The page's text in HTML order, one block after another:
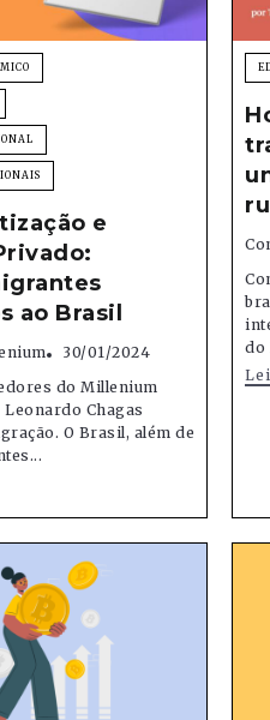
e
ao Brasil
30/01/2024
do Millenium
Leonardo Chagas
O Brasil, além de
do